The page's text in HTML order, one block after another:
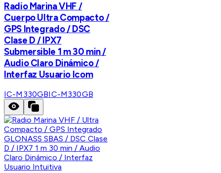
Radio Marina VHF /
Cuerpo Ultra Compacto /
GPS Integrado / DSC
Clase D / IPX7
Submersible 1 m 30 min /
Audio Claro Dinámico /
Interfaz Usuario Icom
IC-M330GBIC-M330GB